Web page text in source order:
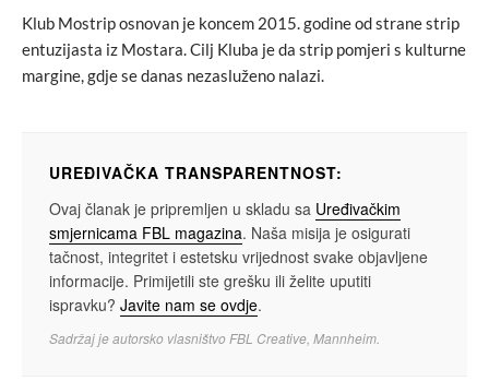
Klub Mostrip osnovan je koncem 2015. godine od strane strip
entuzijasta iz Mostara. Cilj Kluba je da strip pomjeri s kulturne
margine, gdje se danas nezasluženo nalazi.
UREĐIVAČKA TRANSPARENTNOST:
Ovaj članak je pripremljen u skladu sa Uređivačkim
smjernicama FBL magazina. Naša misija je osigurati
tačnost, integritet i estetsku vrijednost svake objavljene
informacije. Primijetili ste grešku ili želite uputiti
ispravku? Javite nam se ovdje.
Sadržaj je autorsko vlasništvo FBL Creative, Mannheim.